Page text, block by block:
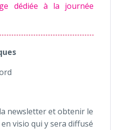
dédiée à la journée
newsletter et obtenir le
visio qui y sera diffusé